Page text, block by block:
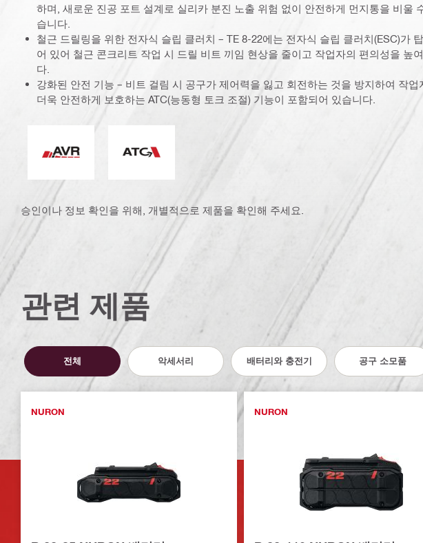
하며, 새로운 진공 포트 설계로 실리카 분진 노출 위험 없이 안전하게 먼지통을 비울
습니다.
철근 드릴링을 위한 전자식 슬립 클러치 – TE 8-22에는 전자식 슬립 클러치(ESC)가
어 있어 철근 콘크리트 작업 시 드릴 비트 끼임 현상을 줄이고 작업자의 편의성을 높
다.
강화된 안전 기능 – 비트 걸림 시 공구가 제어력을 잃고 회전하는 것을 방지하여 작업
더욱 안전하게 보호하는 ATC(능동형 토크 조절) 기능이 포함되어 있습니다.
승인이나 정보 확인을 위해, 개별적으로 제품을 확인해 주세요.
관련 제품
전체 악세서리 배터리와 충전기 공구 소모품
NURON NURON